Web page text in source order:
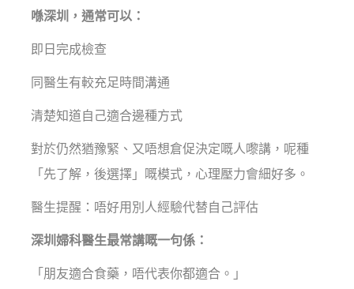
喺深圳，通常可以：
即日完成檢查
同醫生有較充足時間溝通
清楚知道自己適合邊種方式
對於仍然猶豫緊、又唔想倉促決定嘅人嚟講，呢種
「先了解，後選擇」嘅模式，心理壓力會細好多。
醫生提醒：唔好用別人經驗代替自己評估
深圳婦科醫生最常講嘅一句係：
「朋友適合食藥，唔代表你都適合。」